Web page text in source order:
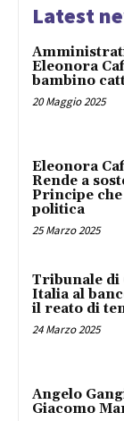
Latest
Eleonora
bambino
20 Maggio 2025
Eleonora
Rende a
Principe
politica
25 Marzo 2025
Tribunale di
Italia al
il reato di
24 Marzo 2025
Angelo
Giacomo